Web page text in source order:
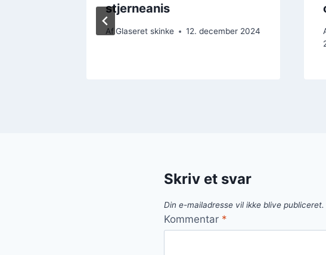
stjerneanis
AfGlaseret skinke 12. december 2024
Skriv et svar
Din e-mailadresse vil ikke blive publiceret.
Kommentar *